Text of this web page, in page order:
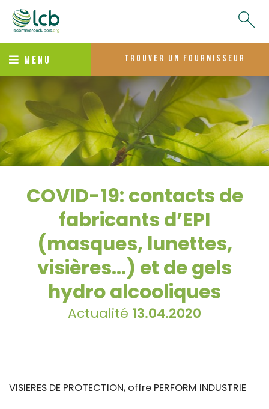
MENU trouver un fournisseur
COVID-19: contacts de
fabricants d’EPI
(masques, lunettes,
visières...) et de gels
hydro alcooliques
Actualité 13.04.2020
VISIERES DE PROTECTION, offre PERFORM INDUSTRIE